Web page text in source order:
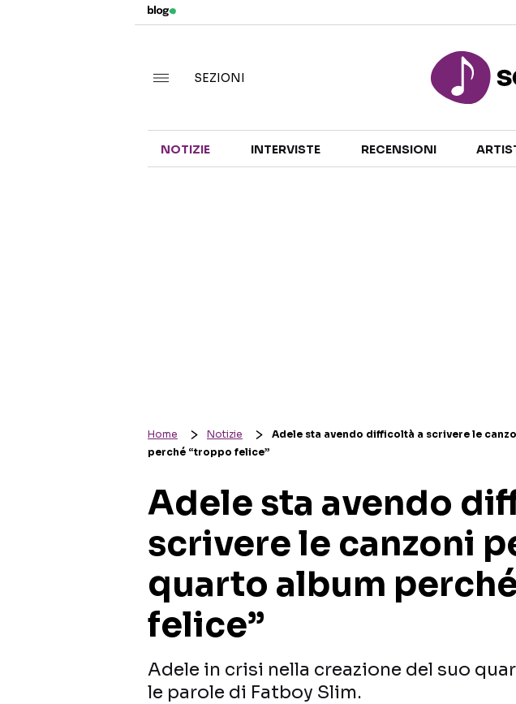
SEZIONI
NOTIZIE INTERVISTE RECENSIONI
Home Notizie
Adele sta avendo difficoltà a scrivere le
perché “troppo felice”
Adele sta avendo
scrivere le canzoni
quarto album
felice”
Adele in crisi nella creazione del suo
le parole di Fatboy Slim.